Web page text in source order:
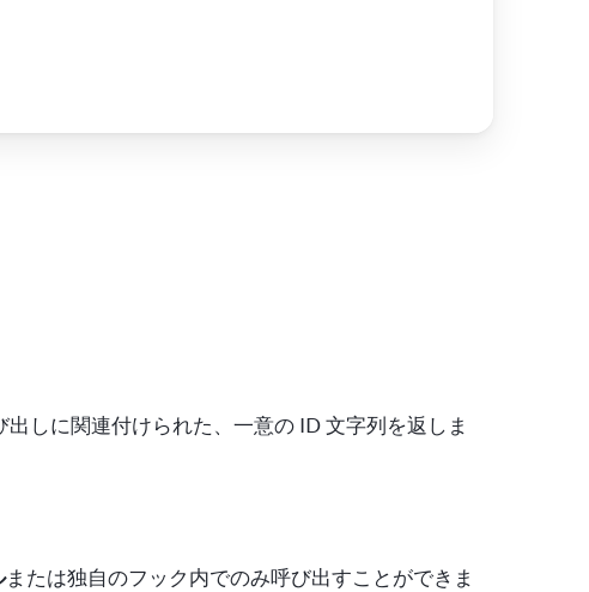
出しに関連付けられた、一意の ID 文字列を返しま
または独自のフック内でのみ呼び出すことができま